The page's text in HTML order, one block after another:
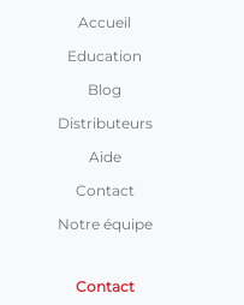
Accueil
Education
Blog
Distributeurs
Aide
Contact
Notre équipe
Contact